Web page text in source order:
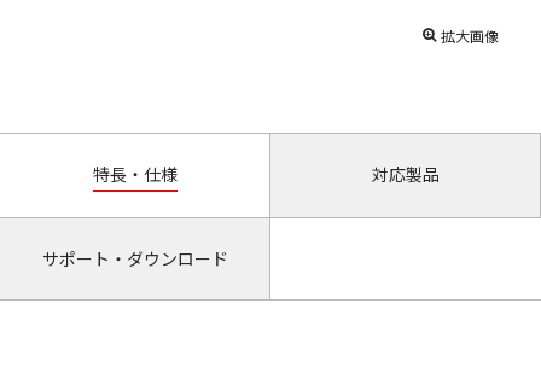
拡大画像
特長・仕様 対応製品
サポート・ダウンロード